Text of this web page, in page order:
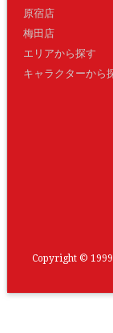
原宿店
梅田店
エリアから探す
キャラクターから
Copyright ©